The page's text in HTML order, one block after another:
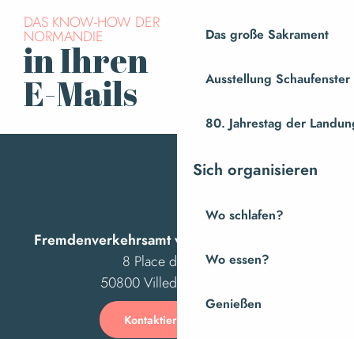
Das große Sakrament
Ausstellung
80. Jahrestag der
Sich organisieren
Wo schlafen?
Wo essen?
Genießen
DAS KNOW-HOW DER
NORMANDIE
in Ihren
E-Mails
Fremdenverkehrsamt von Villedieu Intercom
8 Place des Costils
50800 Villedieu-les-Poêles
Kontaktieren Sie uns